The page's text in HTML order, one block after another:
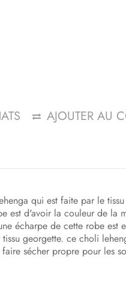
AJOUTER AU
qui est faite par le
est d'avoir la couleur de la
écharpe de cette robe est
georgette. ce choli
sécher propre pour les